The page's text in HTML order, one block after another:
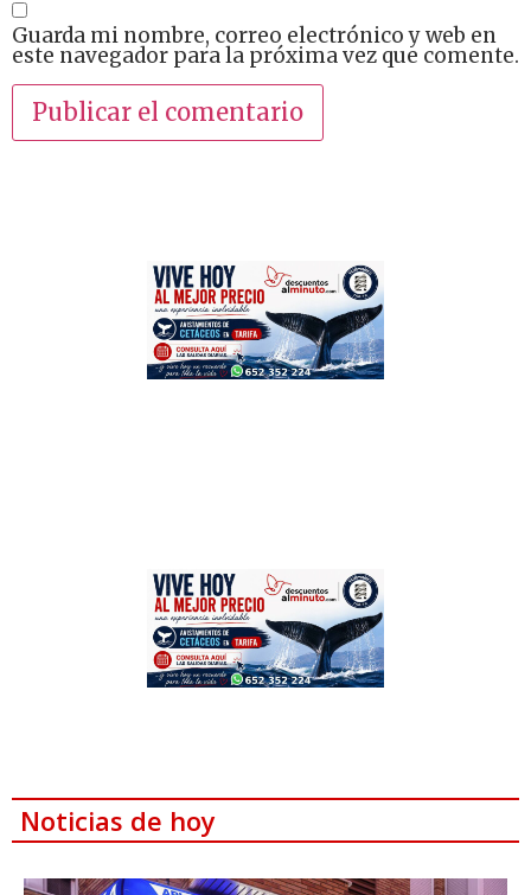
Guarda mi nombre, correo electrónico y web en
este navegador para la próxima vez que comente.
Noticias de hoy